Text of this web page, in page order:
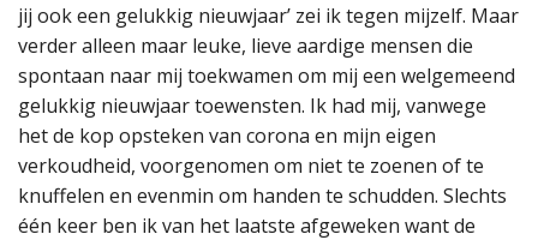
jij ook een gelukkig nieuwjaar’ zei ik tegen mijzelf. Maar
verder alleen maar leuke, lieve aardige mensen die
spontaan naar mij toekwamen om mij een welgemeend
gelukkig nieuwjaar toewensten. Ik had mij, vanwege
het de kop opsteken van corona en mijn eigen
verkoudheid, voorgenomen om niet te zoenen of te
knuffelen en evenmin om handen te schudden. Slechts
één keer ben ik van het laatste afgeweken want de